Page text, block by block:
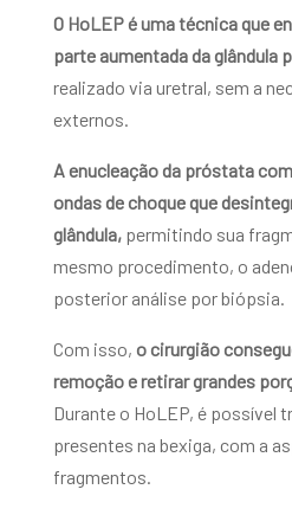
O HoLEP é uma técnica que
parte aumentada da glândula
realizado via uretral, sem a
externos.
A enucleação da próstata
ondas de choque que
glândula,permitindo sua
mesmo procedimento, o
posterior análise por biópsia.
Com isso, o cirurgião
remoção e retirar grandes
Durante o HoLEP, é possível
presentes na bexiga, com a
fragmentos.